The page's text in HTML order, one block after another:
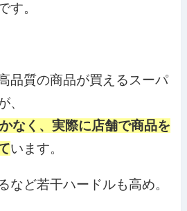
す。
品質の商品が買えるスーパ
、
なく、実際に店舗で商品を
います。
など若干ハードルも高め。